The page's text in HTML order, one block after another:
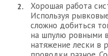
Хорошая работа
Используя
сложно добиться
на шпулю ровными
натяжение лески в